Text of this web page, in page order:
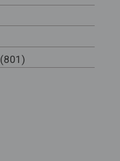
(801)